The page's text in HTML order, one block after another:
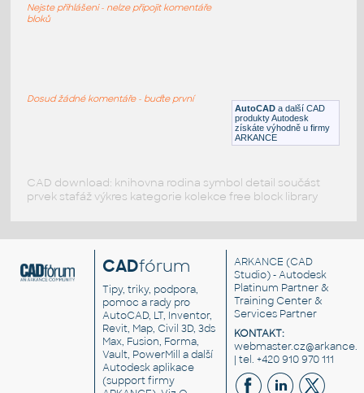
DWG Součástky
Součástky AutoCAD a další CAD
produkty Autodesk
získáte výhodně u firmy
ARKANCE
Nejste přihlášeni - nelze připojit komentáře
bloků
Dosud žádné komentáře - buďte první
CAD download: knihovna rodina symbol detail součást
prvek stafáž výkres kategorie kolekce free block library
CADfórum
Tipy, triky, podpora,
pomoc a rady pro
AutoCAD, LT, Inventor,
Revit, Map, Civil 3D, 3ds
Max, Fusion, Forma,
Vault, PowerMill a další
Autodesk aplikace
(support firmy
ARKANCE (CAD
Studio) - Autodesk
Platinum Partner &
Training Center &
Services Partner
KONTAKT:
| tel. +420 910 970 111